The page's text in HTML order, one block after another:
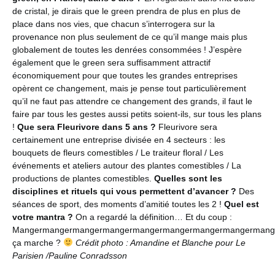
de cristal, je dirais que le green prendra de plus en plus de
place dans nos vies, que chacun s’interrogera sur la
provenance non plus seulement de ce qu’il mange mais plus
globalement de toutes les denrées consommées ! J’espère
également que le green sera suffisamment attractif
économiquement pour que toutes les grandes entreprises
opèrent ce changement, mais je pense tout particulièrement
qu’il ne faut pas attendre ce changement des grands, il faut le
faire par tous les gestes aussi petits soient-ils, sur tous les plans
! Que sera Fleurivore dans 5 ans ? Fleurivore sera
certainement une entreprise divisée en 4 secteurs : les
bouquets de fleurs comestibles / Le traiteur floral / Les
événements et ateliers autour des plantes comestibles / La
productions de plantes comestibles. Quelles sont les
disciplines et rituels qui vous permettent d’avancer ? Des
séances de sport, des moments d’amitié toutes les 2 ! Quel est
votre mantra ? On a regardé la définition… Et du coup :
ça marche ?
Crédit photo : Amandine et Blanche pour Le
Parisien /Pauline Conradsson